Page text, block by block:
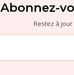
Abonnez-
Restez à